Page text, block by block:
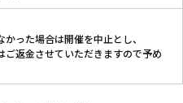
った場合は開催を中止とし、
ご返金させていただきますので予め